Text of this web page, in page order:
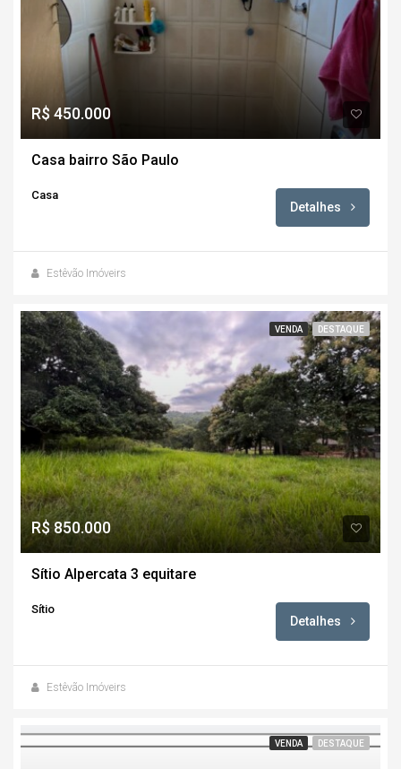
R$ 450.000
Casa bairro São Paulo
Casa
Detalhes
Estêvão Imóveirs
VENDA DESTAQUE
R$ 850.000
Sítio Alpercata 3 equitare
Sítio
Detalhes
Estêvão Imóveirs
VENDA DESTAQUE